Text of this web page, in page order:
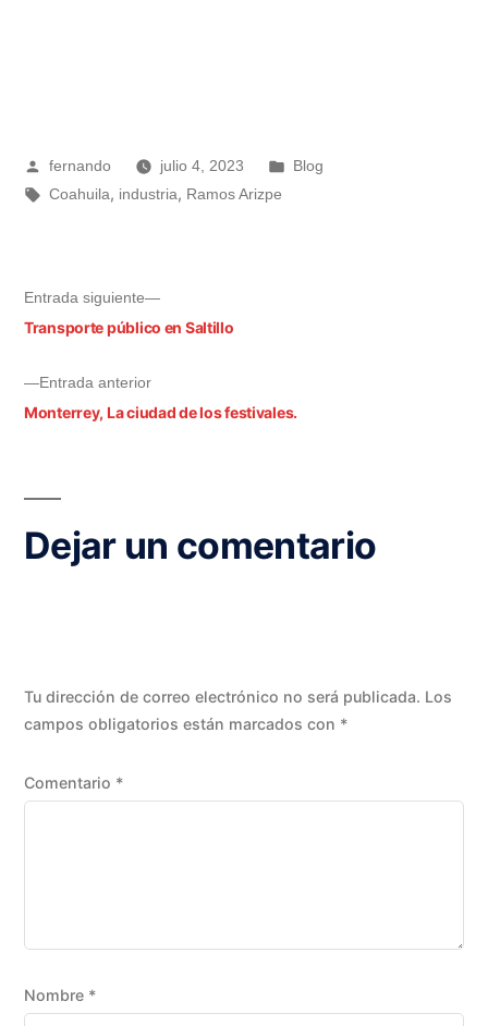
fernando julio 4, 2023
Blog
Coahuila, industria, Ramos Arizpe
Entrada anterior
Monterrey, La ciudad de los festivales.
Entrada siguiente
Transporte público en Saltillo
Dejar un comentario
Tu dirección de correo electrónico no será publicada. Los
campos obligatorios están marcados con *
Comentario *
Nombre *